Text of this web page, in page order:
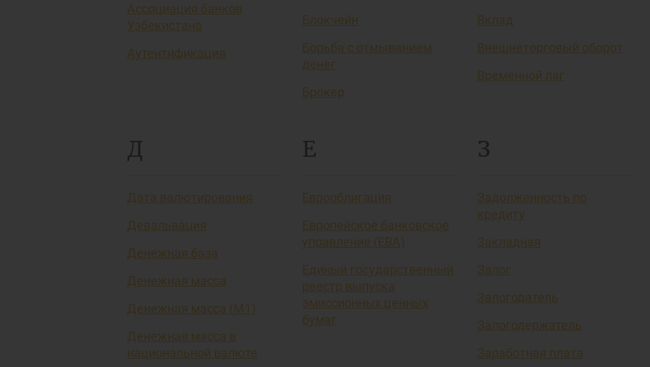
Ассоциация банков
Узбекистана
Аутентификация
Блокчейн
Борьба с отмыванием
денег
Брокер
Вклад
Внешнеторговый оборот
Временной лаг
Д
Дата валютирования
Девальвация
Денежная база
Денежная масса
Денежная масса (М1)
Денежная масса в
национальной валюте
Е
Еврооблигация
Европейское банковское
управление (EBA)
Единый государственный
реестр выпуска
эмиссионных ценных
бумаг
З
Задолженность по
кредиту
Закладная
Залог
Залогодатель
Залогодержатель
Заработная плата